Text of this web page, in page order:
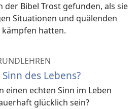
der Bibel Trost gefunden, als sie
Situationen und quälenden
kämpfen hatten.
des Lebens?
einen echten Sinn im Leben
glücklich sein?